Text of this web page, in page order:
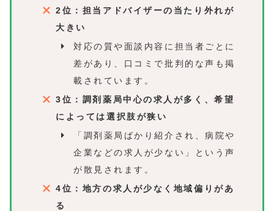
2位：担当アドバイザーの当たり外れが
大きい
対応の質や面談内容に担当者ごとに
差があり、口コミで批判的な声も掲
載されています。
3位：調剤薬局中心の求人が多く、希望
によっては選択肢が狭い
「調剤薬局ばかり紹介され、病院や
企業などの求人が少ない」という声
が散見されます。
4位：地方の求人が少なく地域偏りがあ
る